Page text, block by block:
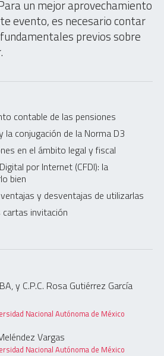
un mejor aprovechamiento
evento, es necesario contar
previos sobre
contable de las pensiones
la conjugación de la Norma D3
en el ámbito legal y fiscal
por Internet (CFDI): la
bien
y desventajas de utilizarlas
cartas invitación
y C.P.C. Rosa Gutiérrez García
Nacional Autónoma de México
Vargas
Nacional Autónoma de México